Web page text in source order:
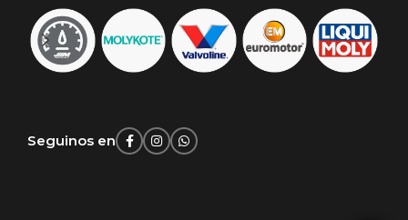
Seguinos en